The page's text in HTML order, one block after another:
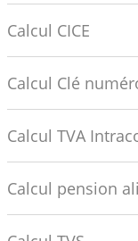
Calcul CICE
Calcul Clé
Calcul TVA
Calcul pension